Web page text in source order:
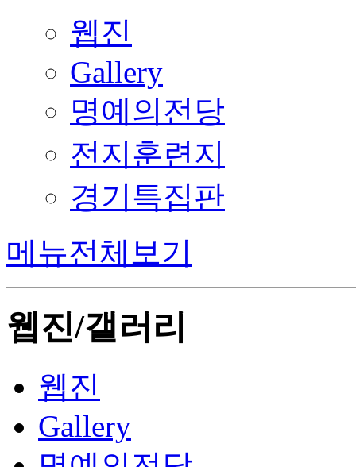
웹진
Gallery
명예의전당
전지훈련지
경기특집판
메뉴전체보기
웹진/갤러리
웹진
Gallery